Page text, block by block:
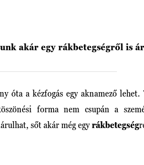
akár egy rákbetegségről is
óta a kézfogás egy aknamező lehet.
forma nem csupán a
sőt akár még egyrákbetegség